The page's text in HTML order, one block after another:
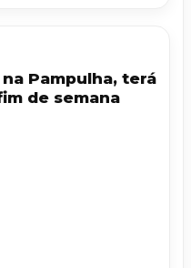
Pampulha, terá
de semana